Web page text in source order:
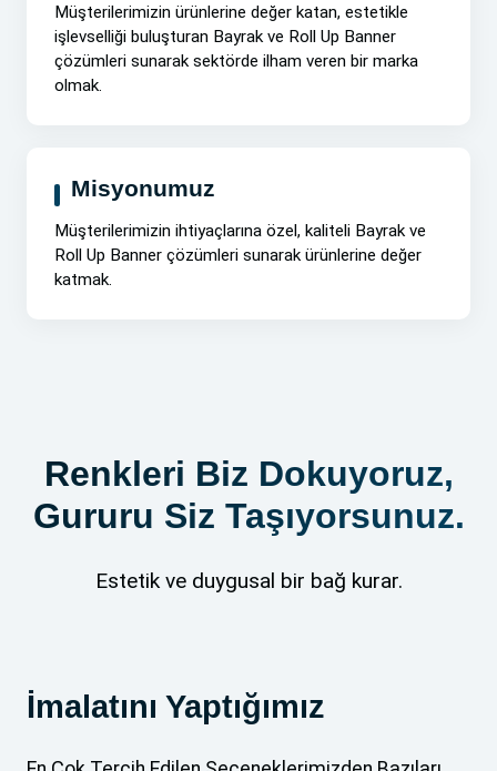
Müşterilerimizin ürünlerine değer katan, estetikle
işlevselliği buluşturan Bayrak ve Roll Up Banner
çözümleri sunarak sektörde ilham veren bir marka
olmak.
Misyonumuz
Müşterilerimizin ihtiyaçlarına özel, kaliteli Bayrak ve
Roll Up Banner çözümleri sunarak ürünlerine değer
katmak.
Renkleri Biz Dokuyoruz,
Gururu Siz Taşıyorsunuz.
Estetik ve duygusal bir bağ kurar.
İmalatını Yaptığımız